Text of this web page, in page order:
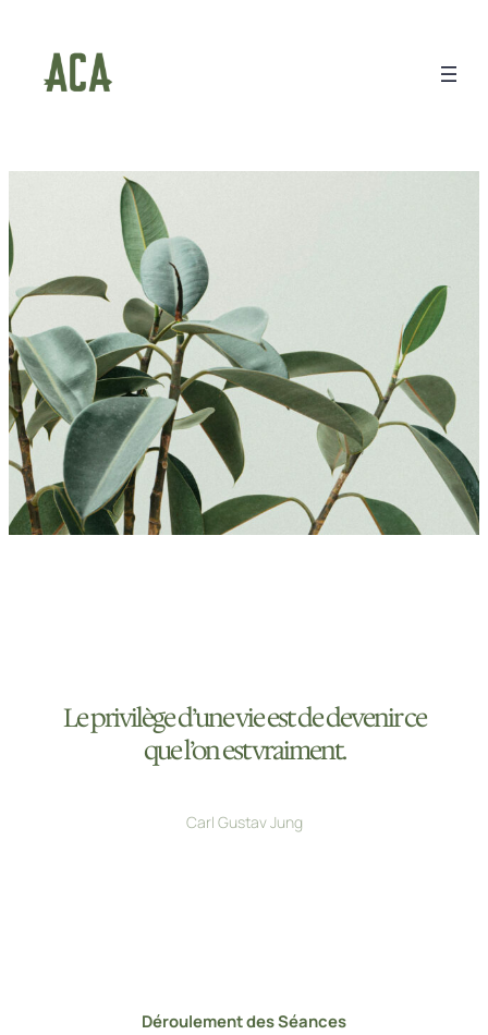
Le privilège d’une vie est de devenir ce
que l’on est vraiment.
Carl Gustav Jung
Déroulement des Séances